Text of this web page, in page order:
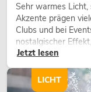
Sehr warmes
Akzente prägen
Clubs und bei
nostalgischer
Gestaltungsmittel:
Charakter und
wirken lassen.
Jetzt lesen
LICHT